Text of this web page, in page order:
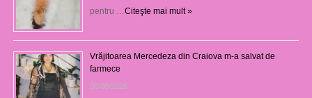
pentru … Citeşte mai mult »
Vrăjitoarea Mercedeza din Craiova m-a salvat de
farmece
06/08/2026